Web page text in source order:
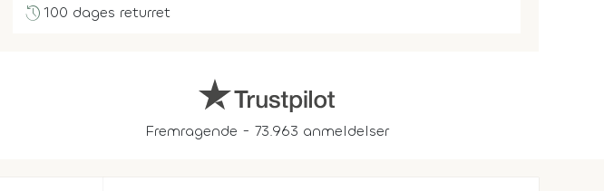
history100 dages returret
Fremragende - 73.963 anmeldelser